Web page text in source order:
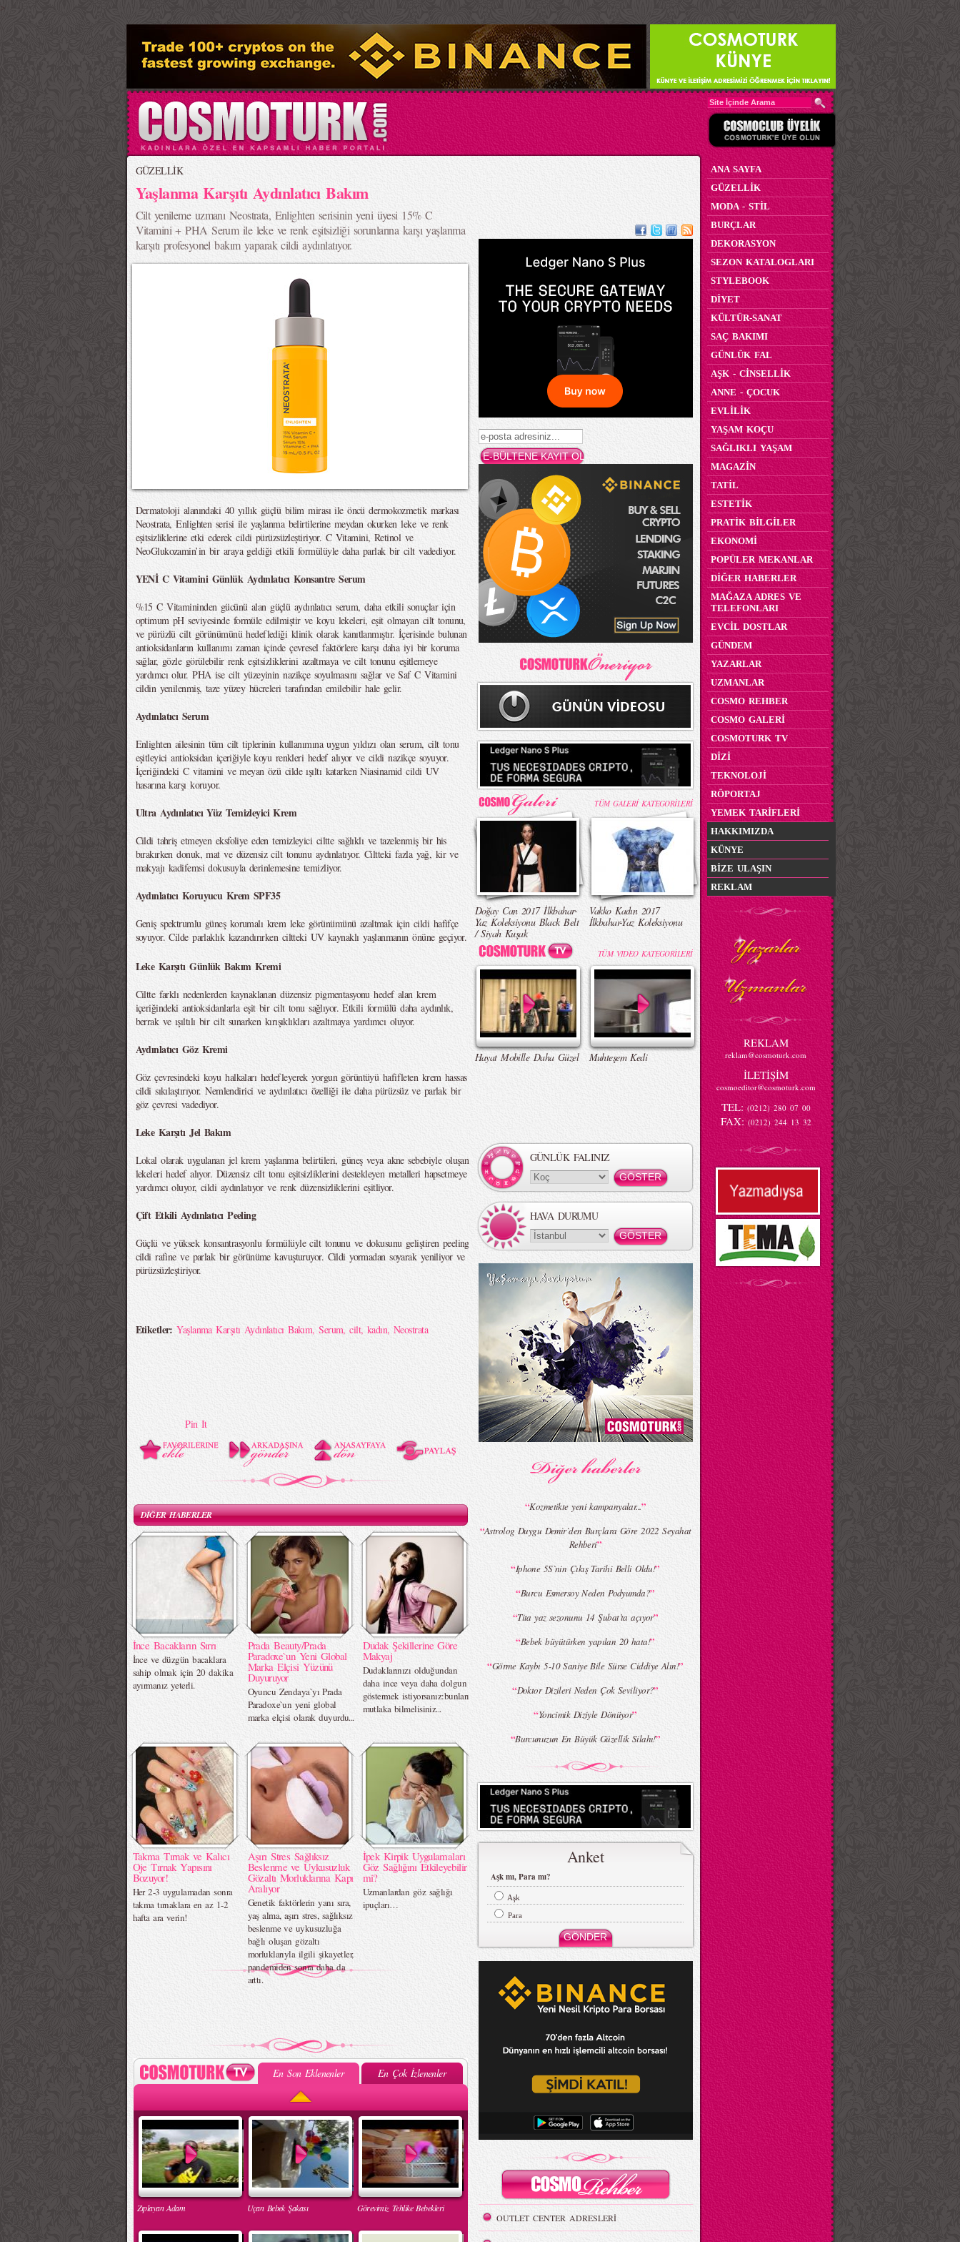
>
GÜZELLİK
Yaşlanma Karşıtı Aydınlatıcı Bakım
Cilt yenileme uzmanı Neostrata, Enlighten serisinin yeni üyesi 15% C
Vitamini + PHA Serum ile leke ve renk eşitsizliği sorunlarına karşı yaşlanma
karşıtı profesyonel bakım yaparak cildi aydınlatıyor.
Dermatoloji alanındaki 40 yıllık güçlü bilim mirası ile öncü dermokozmetik markası
Neostrata, Enlighten serisi ile yaşlanma belirtilerine meydan okurken leke ve renk
eşitsizliklerine etki ederek cildi pürüzsüzleştiriyor. C Vitamini, Retinol ve
NeoGlukozamin’in bir araya geldiği etkili formülüyle daha parlak bir cilt vadediyor.
YENİ C Vitamini Günlük Aydınlatıcı Konsantre Serum
%15 C Vitamininden gücünü alan güçlü aydınlatıcı serum, daha etkili sonuçlar için
optimum pH seviyesinde formüle edilmiştir ve koyu lekeleri, eşit olmayan cilt tonunu,
ve pürüzlü cilt görünümünü hedeflediği klinik olarak kanıtlanmıştır. İçerisinde bulunan
antioksidanların kullanımı zaman içinde çevresel faktörlere karşı daha iyi bir koruma
sağlar, gözle görülebilir renk eşitsizliklerini azaltmaya ve cilt tonunu eşitlemeye
yardımcı olur. PHA ise cilt yüzeyinin nazikçe soyulmasını sağlar ve Saf C Vitamini
cildin yenilenmiş, taze yüzey hücreleri tarafından emilebilir hale gelir.
Aydınlatıcı Serum
Enlighten ailesinin tüm cilt tiplerinin kullanımına uygun yıldızı olan serum, cilt tonu
eşitleyici antioksidan içeriğiyle koyu renkleri hedef alıyor ve cildi nazikçe soyuyor.
İçeriğindeki C vitamini ve meyan özü cilde ışıltı katarken Niasinamid cildi UV
hasarına karşı koruyor.
Ultra Aydınlatıcı Yüz Temizleyici Krem
Cildi tahriş etmeyen eksfoliye eden temizleyici ciltte sağlıklı ve tazelenmiş bir his
bırakırken donuk, mat ve düzensiz cilt tonunu aydınlatıyor. Ciltteki fazla yağ, kir ve
makyajı kadifemsi dokusuyla derinlemesine temizliyor.
Aydınlatıcı Koruyucu Krem SPF35
Geniş spektrumlu güneş korumalı krem leke görünümünü azaltmak için cildi hafifçe
soyuyor. Cilde parlaklık kazandırırken ciltteki UV kaynaklı yaşlanmanın önüne geçiyor.
Leke Karşıtı Günlük Bakım Kremi
Ciltte farklı nedenlerden kaynaklanan düzensiz pigmentasyonu hedef alan krem
içeriğindeki antioksidanlarla eşit bir cilt tonu sağlıyor. Etkili formülü daha aydınlık,
berrak ve ışıltılı bir cilt sunarken kırışıklıkları azaltmaya yardımcı oluyor.
Aydınlatıcı Göz Kremi
Göz çevresindeki koyu halkaları hedefleyerek yorgun görüntüyü hafifleten krem hassas
cildi sıkılaştırıyor. Nemlendirici ve aydınlatıcı özelliği ile daha pürüzsüz ve parlak bir
göz çevresi vadediyor.
Leke Karşıtı Jel Bakım
Lokal olarak uygulanan jel krem yaşlanma belirtileri, güneş veya akne sebebiyle oluşan
lekeleri hedef alıyor. Düzensiz cilt tonu eşitsizliklerini destekleyen metalleri hapsetmeye
yardımcı oluyor, cildi aydınlatıyor ve renk düzensizliklerini eşitliyor.
Çift Etkili Aydınlatıcı Peeling
Güçlü ve yüksek konsantrasyonlu formülüyle cilt tonunu ve dokusunu geliştiren peeling
cildi rafine ve parlak bir görünüme kavuşturuyor. Cildi yormadan soyarak yeniliyor ve
pürüzsüzleştiriyor.
Etiketler:Yaşlanma Karşıtı Aydınlatıcı Bakım,Serum,cilt, kadın,Neostrata
Pin It
DİĞER HABERLER
İnce Bacakların Sırrı
İnce ve düzgün bacaklara
sahip olmak için 20 dakika
ayırmanız yeterli.
Prada Beauty/Prada
Paradoxe`un Yeni Global
Marka Elçisi Yüzünü
Duyuruyor
Oyuncu Zendaya`yı Prada
Paradoxe`un yeni global
marka elçisi olarak duyurdu...
Dudak Şekillerine Göre
Makyaj
Dudaklarınızı olduğundan
daha ince veya daha dolgun
göstermek istiyorsanız:bunları
mutlaka bilmelisiniz...
Takma Tırnak ve Kalıcı
Oje Tırnak Yapısını
Bozuyor!
Her 2-3 uygulamadan sonra
takma tırnaklara en az 1-2
hafta ara verin!
Aşırı Stres Sağlıksız
Beslenme ve Uykusuzluk
Gözaltı Morluklarına Kapı
Aralıyor
Genetik faktörlerin yanı sıra,
yaş alma, aşırı stres, sağlıksız
beslenme ve uykusuzluğa
bağlı oluşan gözaltı
morluklarıyla ilgili şikayetler,
pandemiden sonra daha da
arttı.
İpek Kirpik Uygulamaları
Göz Sağlığını Etkileyebilir
mi?
Uzmanlardan göz sağlığı
ipuçları…
En Son Eklenenler En Çok İzlenenler
Zıplayan Adam Uçan Bebek Şakası Görevimiz Tehlike Bebekleri
TÜM GALERİ KATEGORİLERİ
Doğay Can 2017 İlkbahar-
Yaz Koleksiyonu Black Belt
/ Siyah Kuşak
Vakko Kadın 2017
İlkbahar-Yaz Koleksiyonu
TÜM VIDEO KATEGORİLERİ
Hayat Mobille Daha Güzel Muhteşem Kedi
GÜNLÜK FALINIZ
HAVA DURUMU
“Kozmetikte yeni kampanyalar...”
“Astrolog Duygu Demir`den Burçlara Göre 2022 Seyahat
Rehberi”
“Iphone 5S`nin Çıkış Tarihi Belli Oldu!”
“Burcu Esmersoy Neden Podyumda?”
“Tita yaz sezonunu 14 Şubat’ta açıyor”
“Bebek büyütürken yapılan 20 hata!”
“Görme Kaybı 5-10 Saniye Bile Sürse Ciddiye Alın!”
“Doktor Dizileri Neden Çok Seviliyor?”
“Yoncimik Diziyle Dönüyor”
“Burcunuzun En Büyük Güzellik Silahı!”
Anket
Aşk mı, Para mı?
Aşk
Para
OUTLET CENTER ADRESLERİ
ANA SAYFA
GÜZELLİK
MODA - STİL
BURÇLAR
DEKORASYON
SEZON KATALOGLARI
STYLEBOOK
DİYET
KÜLTÜR-SANAT
SAÇ BAKIMI
GÜNLÜK FAL
AŞK - CİNSELLİK
ANNE - ÇOCUK
EVLİLİK
YAŞAM KOÇU
SAĞLIKLI YAŞAM
MAGAZİN
TATİL
ESTETİK
PRATİK BİLGİLER
EKONOMİ
POPÜLER MEKANLAR
DİĞER HABERLER
MAĞAZA ADRES VE
TELEFONLARI
EVCİL DOSTLAR
GÜNDEM
YAZARLAR
UZMANLAR
COSMO REHBER
COSMO GALERİ
COSMOTURK TV
DİZİ
TEKNOLOJİ
RÖPORTAJ
YEMEK TARİFLERİ
HAKKIMIZDA
KÜNYE
BİZE ULAŞIN
REKLAM
REKLAM
reklam@cosmoturk.com
İLETİŞİM
cosmoeditor@cosmoturk.com
TEL: (0212) 280 07 00
FAX: (0212) 244 13 32